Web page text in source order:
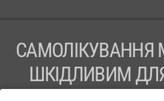
САМОЛІКУВАННЯ
ШКІДЛИВИМ